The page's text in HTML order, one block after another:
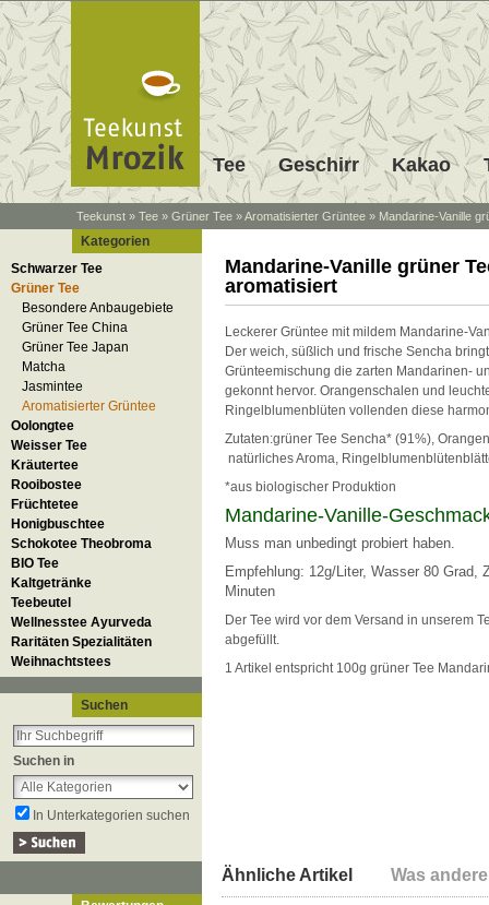
Tee Geschirr Kakao
Teekunst » Tee » Grüner Tee »Aromatisierter Grüntee » Mandarine-Vanille
Kategorien
Schwarzer Tee
Grüner Tee
Besondere Anbaugebiete
Grüner Tee China
Grüner Tee Japan
Matcha
Jasmintee
Aromatisierter Grüntee
Oolongtee
Weisser Tee
Kräutertee
Rooibostee
Früchtetee
Honigbuschtee
Schokotee Theobroma
BIO Tee
Kaltgetränke
Teebeutel
Wellnesstee Ayurveda
Raritäten Spezialitäten
Weihnachtstees
Suchen
Suchen in
In Unterkategorien suchen
Mandarine-Vanille grüner
aromatisiert
Leckerer Grüntee mit mildem Mandarine-
Der weich, süßlich und frische Sencha
Grünteemischung die zarten Mandarinen-
gekonnt hervor. Orangenschalen und
Ringelblumenblüten vollenden diese
Zutaten:grüner Tee Sencha* (91%),
natürliches Aroma,
*aus biologischer Produktion
Mandarine-Vanille-
Muss man unbedingt probiert haben.
Empfehlung: 12g/Liter, Wasser 80 Grad,
Minuten
Der Tee wird vor dem Versand in unserem
abgefüllt.
1 Artikel entspricht 100g grüner Tee
Ähnliche Artikel Was